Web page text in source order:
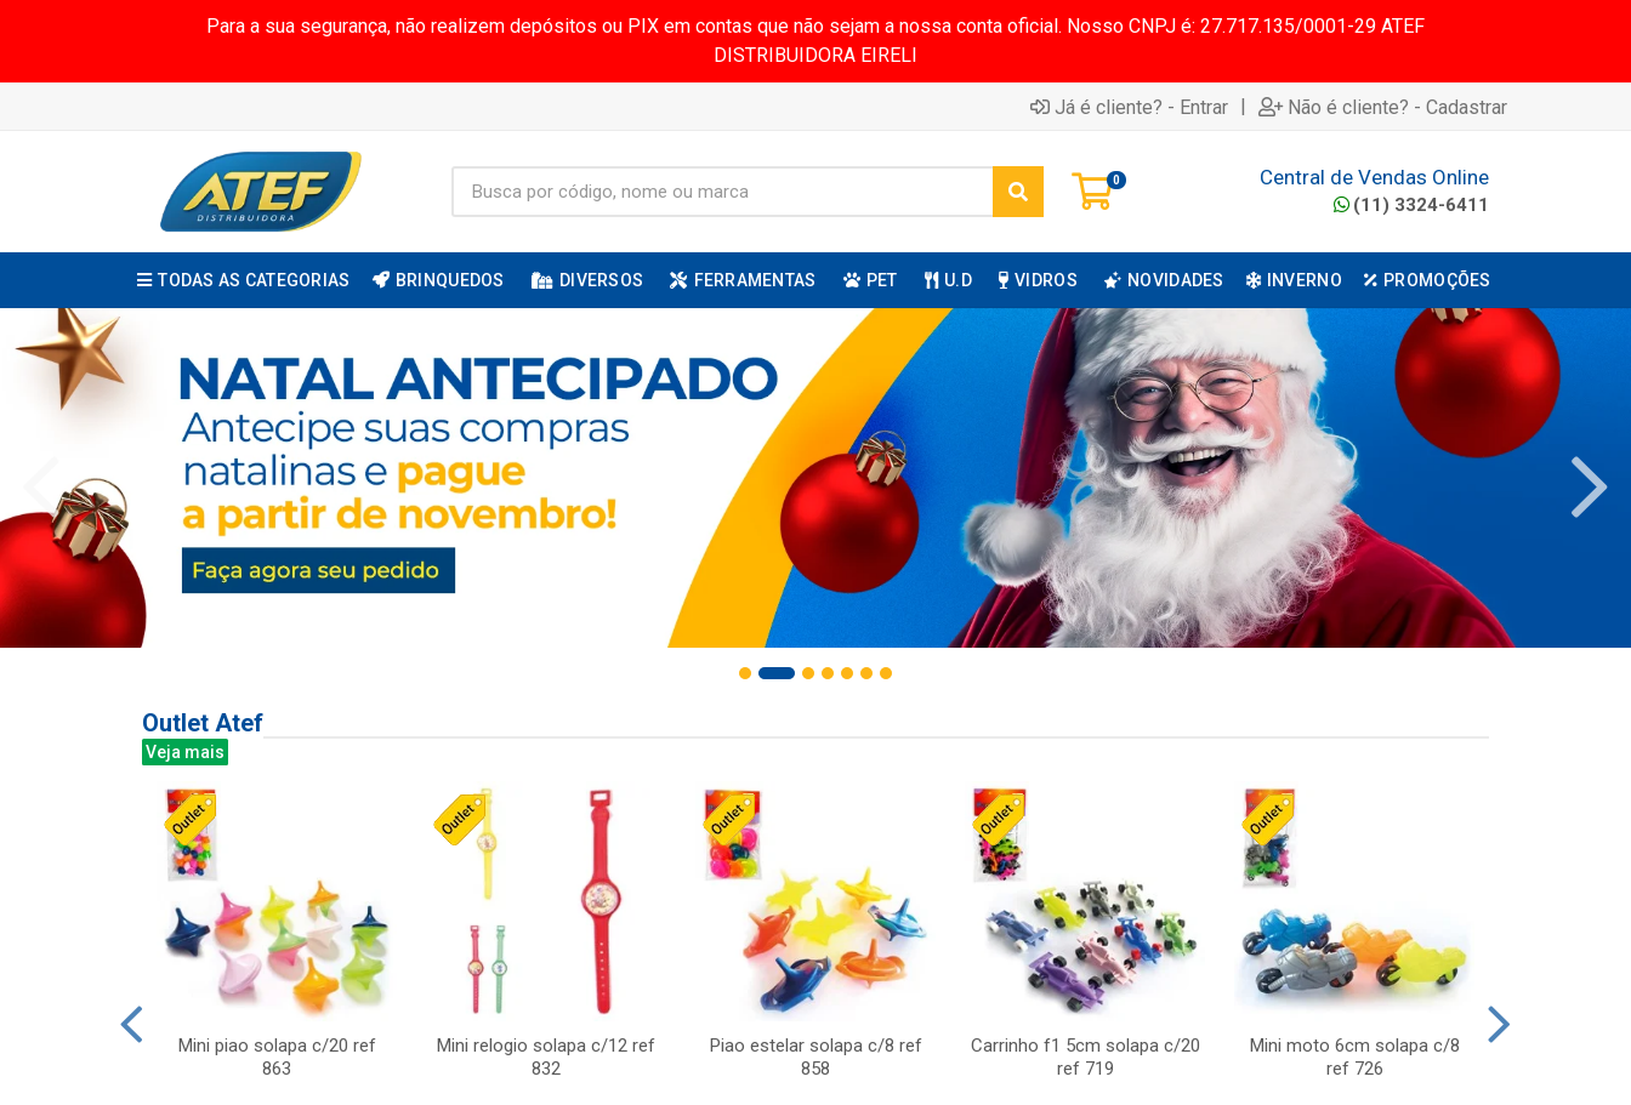
Para a sua segurança, não realizem depósitos ou PIX em contas que não sejam a nossa conta oficial. Nosso CNPJ é: 27.717.135/0001-29 ATEF
DISTRIBUIDORA EIRELI
Já é cliente? - Entrar | Não é cliente? - Cadastrar
0 Central de Vendas Online
(11) 3324-6411
TODAS AS CATEGORIAS BRINQUEDOS DIVERSOS FERRAMENTAS PET U.D VIDROS NOVIDADES INVERNO PROMOÇÕES
Outlet Atef
Veja mais
Mini piao solapa c/20 ref
863
Mini relogio solapa c/12 ref
832
Piao estelar solapa c/8 ref
858
Carrinho f1 5cm solapa c/20
ref 719
Mini moto 6cm solapa c/8
ref 726